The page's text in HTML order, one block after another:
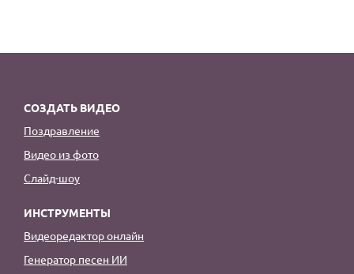
СОЗДАТЬ ВИДЕО
Поздравление
Видео из фото
Слайд-шоу
ИНСТРУМЕНТЫ
Видеоредактор онлайн
Генератор песен ИИ